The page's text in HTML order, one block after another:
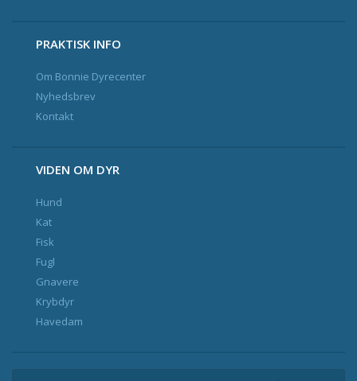
PRAKTISK INFO
Om Bonnie Dyrecenter
Nyhedsbrev
Kontakt
VIDEN OM DYR
Hund
Kat
Fisk
Fugl
Gnavere
Krybdyr
Havedam